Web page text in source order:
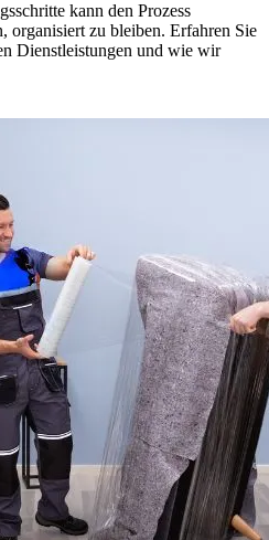
kann den Prozess
organisiert zu bleiben. Erfahren Sie
Dienstleistungen und wie wir